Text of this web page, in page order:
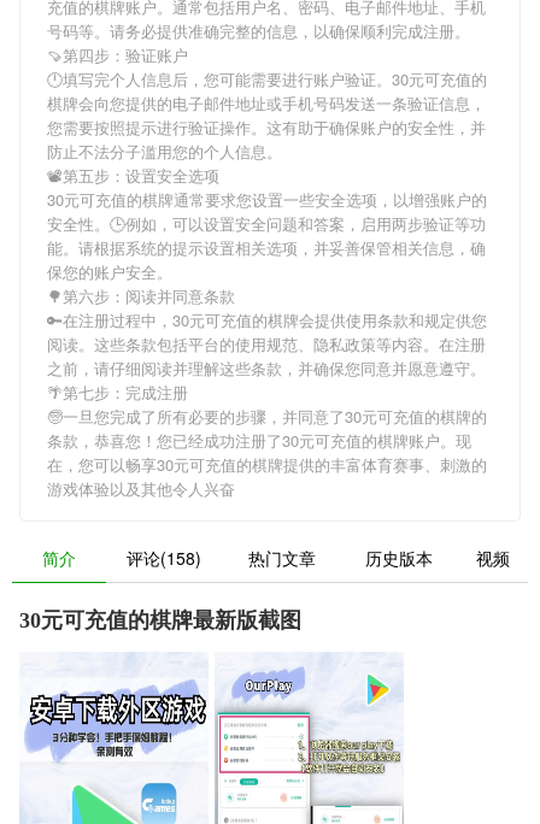
充值的棋牌账户。通常包括用户名、密码、电子邮件地址、手机
号码等。请务必提供准确完整的信息，以确保顺利完成注册。
🍠第四步：验证账户
🕛填写完个人信息后，您可能需要进行账户验证。 30元可充值的
棋牌会向您提供的电子邮件地址或手机号码发送一条验证信息，
您需要按照提示进行验证操作。这有助于确保账户的安全性，并
防止不法分子滥用您的个人信息。
📽第五步：设置安全选项
30元可充值的棋牌通常要求您设置一些安全选项，以增强账户的
安全性。🕒例如，可以设置安全问题和答案，启用两步验证等功
能。请根据系统的提示设置相关选项，并妥善保管相关信息，确
保您的账户安全。
🌳第六步：阅读并同意条款
🔑在注册过程中， 30元可充值的棋牌会提供使用条款和规定供您
阅读。这些条款包括平台的使用规范、隐私政策等内容。在注册
之前，请仔细阅读并理解这些条款，并确保您同意并愿意遵守。
🌴第七步：完成注册
🧓一旦您完成了所有必要的步骤，并同意了30元可充值的棋牌的
条款，恭喜您！您已经成功注册了30元可充值的棋牌账户。现
在，您可以畅享30元可充值的棋牌提供的丰富体育赛事、刺激的
游戏体验以及其他令人兴奋
简介 评论(158) 热门文章 历史版本 视频
30元可充值的棋牌最新版截图